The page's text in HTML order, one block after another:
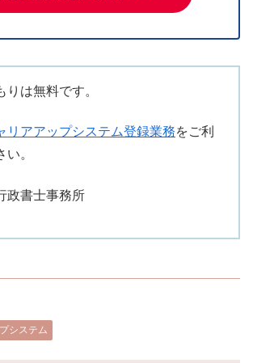
りは無料です。
リアアップシステム登録業務をご利
い。
政書士事務所
システム